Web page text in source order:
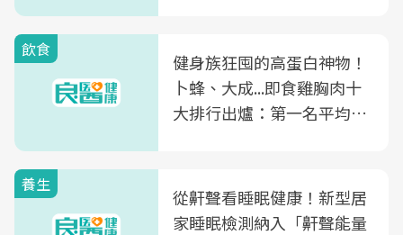
飲食
健身族狂囤的高蛋白神物！
卜蜂、大成...即食雞胸肉十
大排行出爐：第一名平均一
養生
從鼾聲看睡眠健康！新型居
家睡眠檢測納入「鼾聲能量